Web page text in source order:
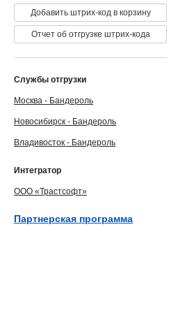
Добавить штрих-код в корзину
Отчет об отгрузке штрих-кода
Службы отгрузки
Москва - Бандероль
Новосибирск - Бандероль
Владивосток - Бандероль
Интегратор
ООО «Трастсофт»
Партнерская программа